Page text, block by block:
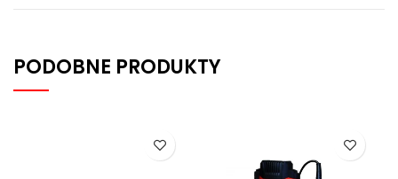
PODOBNE PRODUKTY